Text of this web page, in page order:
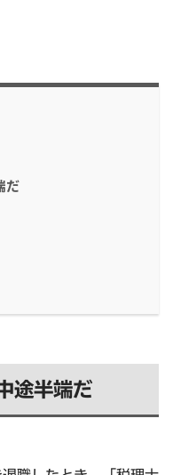
だ
途半端だ